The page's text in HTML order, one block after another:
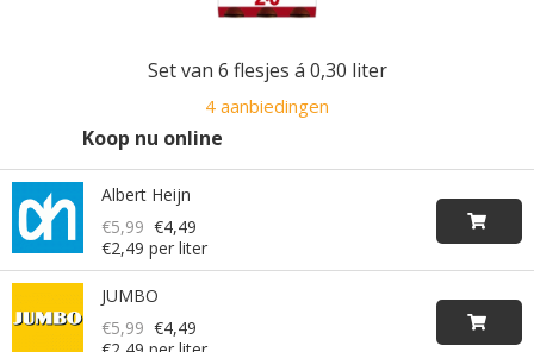
Set van 6 flesjes á 0,30 liter
4 aanbiedingen
Koop nu online
Albert Heijn
€5,99 €4,49
€2,49 per liter
JUMBO
€5,99 €4,49